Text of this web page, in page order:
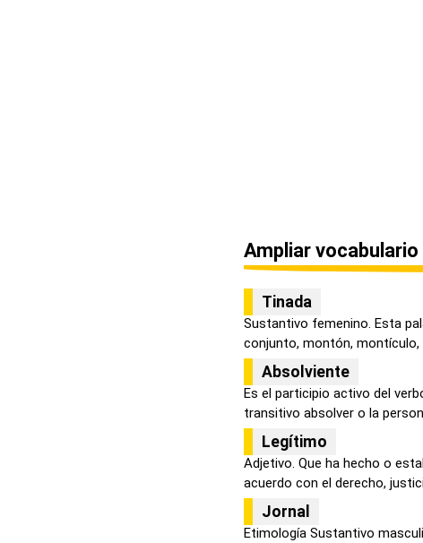
Ampliar vocabulario
Tinada
Sustantivo femenino. Esta
conjunto, montón, montículo,
Absolviente
Es el participio activo del
transitivo absolver o la
Legítimo
Adjetivo. Que ha hecho o
acuerdo con el derecho,
Jornal
Etimología Sustantivo